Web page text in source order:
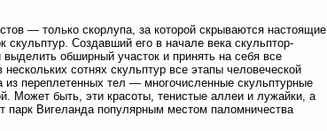
— только скорлупа, за которой скрываются настоящие
Создавший его в начале века скульптор-
обширный участок и принять на себя все
сотнях скульптур все этапы человеческой
переплетенных тел — многочисленные скульптурные
Может быть, эти красоты, тенистые аллеи и лужайки, а
парк Вигеланда популярным местом паломничества